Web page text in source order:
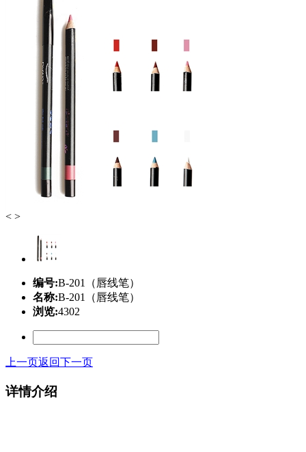
< >
编号:B-201（唇线笔）
名称:B-201（唇线笔）
浏览:4302
上一页返回下一页
详情介绍